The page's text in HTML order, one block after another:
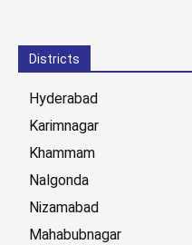
Districts
Hyderabad
Karimnagar
Khammam
Nalgonda
Nizamabad
Mahabubnagar